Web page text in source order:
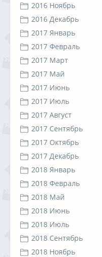
2016 Ноябрь
2016 Декабрь
2017 Январь
2017 Февраль
2017 Март
2017 Май
2017 Июнь
2017 Июль
2017 Август
2017 Сентябрь
2017 Октябрь
2017 Декабрь
2018 Январь
2018 Февраль
2018 Май
2018 Июнь
2018 Июль
2018 Сентябрь
2018 Ноябрь